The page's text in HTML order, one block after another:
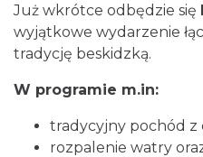
XXXVI Dożynki
korowód, m.in.:
„Norbi”
Brenna
Już wkrótce odbędzie się
wyjątkowe wydarzenie
tradycję beskidzką.
W programie m.in:
tradycyjny pochód z
rozpalenie watry